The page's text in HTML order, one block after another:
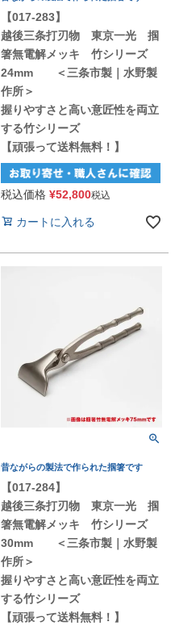
【017-283】
越後三条打刃物 東京一光 掴
箸無電解メッキ 竹シリーズ
24mm ＜三条市製｜水野製
作所＞
握りやすさと高い意匠性を両立
する竹シリーズ
【頑張って送料無料！】
税込価格 ¥52,800税込
カートに入れる
昔ながらの製法で作られた掴箸です
【017-284】
越後三条打刃物 東京一光 掴
箸無電解メッキ 竹シリーズ
30mm ＜三条市製｜水野製
作所＞
握りやすさと高い意匠性を両立
する竹シリーズ
【頑張って送料無料！】